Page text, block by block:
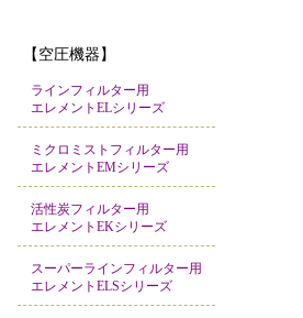
【空圧機器】
ラインフィルター用
エレメントELシリーズ
ミクロミストフィルター用
エレメントEMシリーズ
活性炭フィルター用
エレメントEKシリーズ
スーパーラインフィルター用
エレメントELSシリーズ